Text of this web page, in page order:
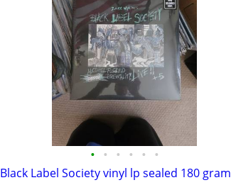
• • • • • •
Black Label Society vinyl lp sealed 180 gram